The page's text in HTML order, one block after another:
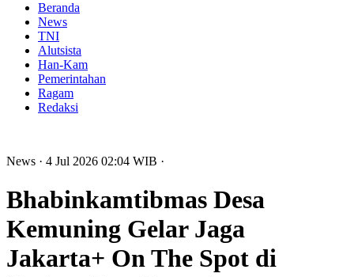
Beranda
News
TNI
Alutsista
Han-Kam
Pemerintahan
Ragam
Redaksi
News · 4 Jul 2026 02:04 WIB ·
Bhabinkamtibmas Desa
Kemuning Gelar Jaga
Jakarta+ On The Spot di